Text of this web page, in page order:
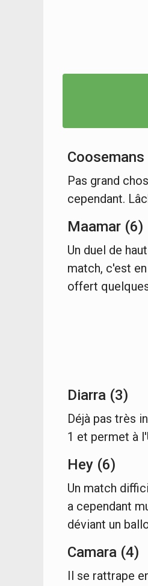
Pas grand
cependant.
Maamar (6)
Un duel de
match, c'est
offert
Diarra (3)
Déjà pas très
1 et permet à
Hey (6)
Un match
a cependant
déviant un
Camara (4)
Il se rattrape